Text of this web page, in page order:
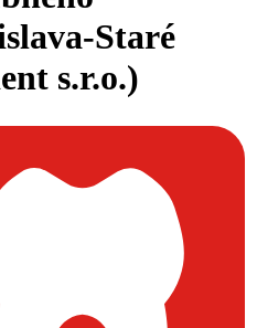
Staré
s.r.o.)